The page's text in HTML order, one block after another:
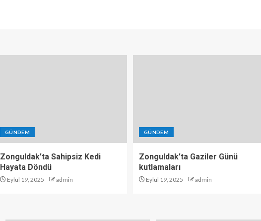
GÜNDEM
Zonguldak’ta Sahipsiz Kedi
Hayata Döndü
Eylül 19, 2025 admin
GÜNDEM
Zonguldak’ta Gaziler Günü
kutlamaları
Eylül 19, 2025 admin